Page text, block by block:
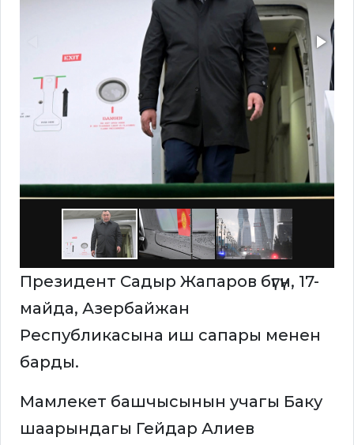
Президент Садыр Жапаров бүгүн, 17-
майда, Азербайжан
Республикасына иш сапары менен
барды.
Мамлекет башчысынын учагы Баку
шаарындагы Гейдар Алиев